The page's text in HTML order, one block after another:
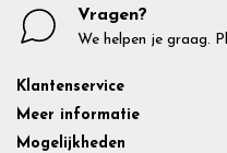
Vragen?
We helpen je graag.
Klantenservice
Meer informatie
Mogelijkheden